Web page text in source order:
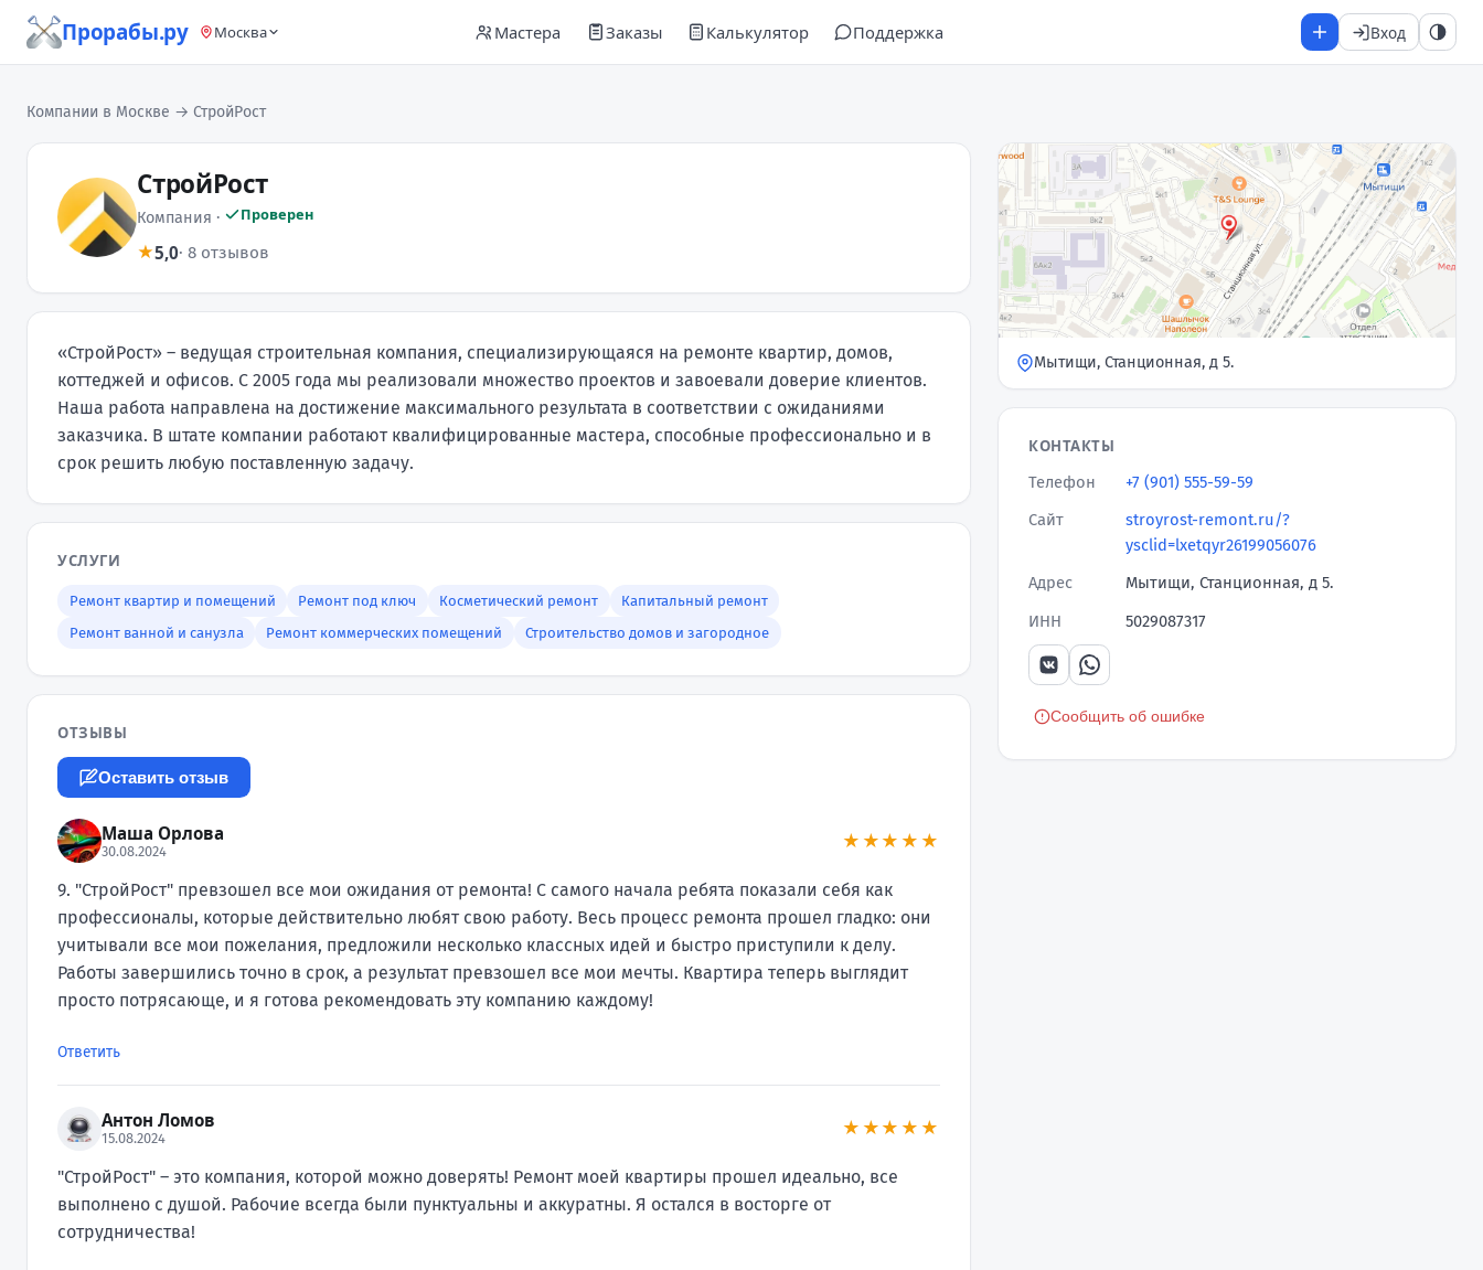
Прорабы.ру Москва Мастера Заказы Калькулятор Поддержка Вход
Компании в Москве → СтройРост
СтройРост
Компания ·
Проверен
★5,0· 8 отзывов
«СтройРост» – ведущая строительная компания, специализирующаяся на ремонте квартир, домов,
коттеджей и офисов. С 2005 года мы реализовали множество проектов и завоевали доверие клиентов.
Наша работа направлена на достижение максимального результата в соответствии с ожиданиями
заказчика. В штате компании работают квалифицированные мастера, способные профессионально и в
срок решить любую поставленную задачу.
УСЛУГИ
Ремонт квартир и помещений Ремонт под ключ Косметический ремонт
Капитальный ремонт
Ремонт ванной и санузла
Ремонт коммерческих помещений Строительство домов и загородное
ОТЗЫВЫ
Оставить отзыв
Маша Орлова
30.08.2024 ★★★★★
9. "СтройРост" превзошел все мои ожидания от ремонта! С самого начала ребята показали себя как
профессионалы, которые действительно любят свою работу. Весь процесс ремонта прошел гладко: они
учитывали все мои пожелания, предложили несколько классных идей и быстро приступили к делу.
Работы завершились точно в срок, а результат превзошел все мои мечты. Квартира теперь выглядит
просто потрясающе, и я готова рекомендовать эту компанию каждому!
Ответить
Антон Ломов
15.08.2024 ★★★★★
"СтройРост" – это компания, которой можно доверять! Ремонт моей квартиры прошел идеально, все
выполнено с душой. Рабочие всегда были пунктуальны и аккуратны. Я остался в восторге от
сотрудничества!
Мытищи, Станционная, д 5.
КОНТАКТЫ
Телефон
+7 (901) 555-59-59
Сайт
stroyrost-remont.ru/?
ysclid=lxetqyr26199056076
Адрес
Мытищи, Станционная, д 5.
ИНН
5029087317
Сообщить об ошибке